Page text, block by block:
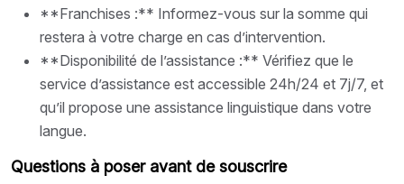
**Franchises :** Informez-vous sur la somme qui
restera à votre charge en cas d’intervention.
**Disponibilité de l’assistance :** Vérifiez que le
service d’assistance est accessible 24h/24 et 7j/7, et
qu’il propose une assistance linguistique dans votre
langue.
Questions à poser avant de souscrire